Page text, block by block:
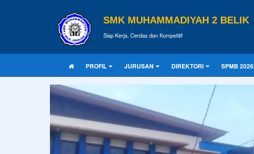
SMK MUHAMMADIYAH 2 BELIK
Siap Kerja, Cerdas dan Kompetitif
PROFIL JURUSAN DIREKTORI SPMB 2026